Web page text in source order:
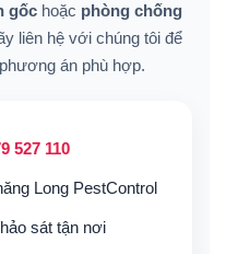
gốc hoặc phòng chống
liên hệ với chúng tôi để
án phù hợp.
527 110
Long PestControl
sát tận nơi